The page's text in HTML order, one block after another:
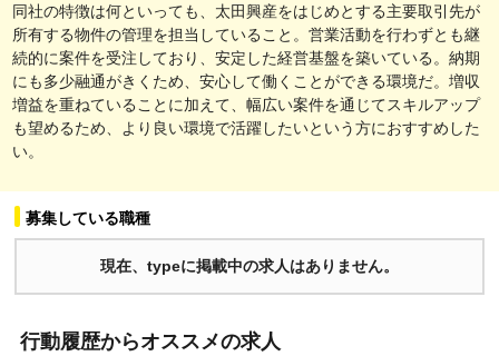
同社の特徴は何といっても、太田興産をはじめとする主要取引先が
所有する物件の管理を担当していること。営業活動を行わずとも継
続的に案件を受注しており、安定した経営基盤を築いている。納期
にも多少融通がきくため、安心して働くことができる環境だ。増収
増益を重ねていることに加えて、幅広い案件を通じてスキルアップ
も望めるため、より良い環境で活躍したいという方におすすめした
い。
募集している職種
現在、typeに掲載中の求人はありません。
行動履歴からオススメの求人